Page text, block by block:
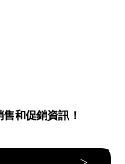
和促銷資訊！